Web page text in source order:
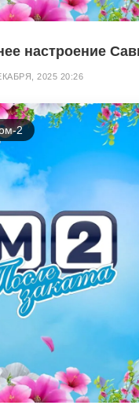
настроение
2025 20:26
2